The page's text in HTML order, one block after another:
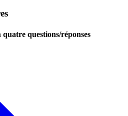
questions/réponses